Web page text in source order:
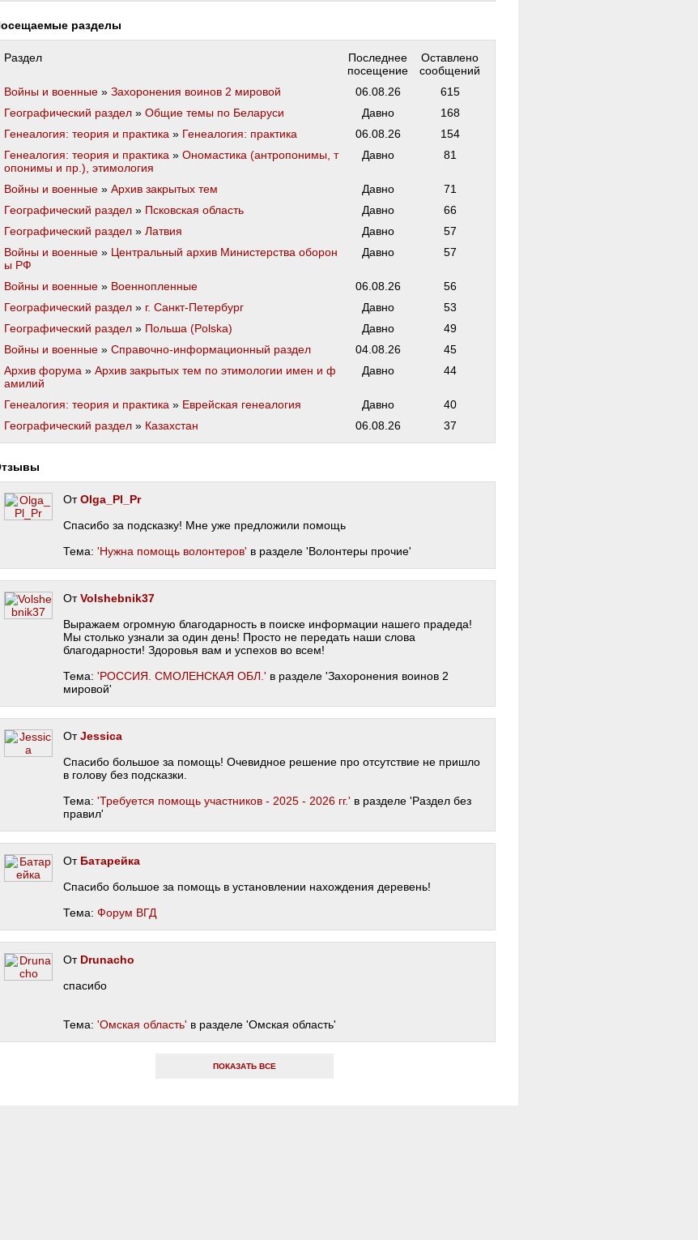
Посещаемые разделы
Раздел
Последнее
посещение
Оставлено
сообщений
Войны и военные » Захоронения воинов 2 мировой 06.08.26
615
Географический раздел » Общие темы по Беларуси Давно
168
Генеалогия: теория и практика » Генеалогия: практика 06.08.26
154
Генеалогия: теория и практика » Ономастика (антропонимы, т
опонимы и пр.), этимология
Давно 81
Войны и военные » Архив закрытых тем Давно
71
Географический раздел » Псковская область Давно
66
Географический раздел » Латвия Давно
57
Войны и военные » Центральный архив Министерства оборон
ы РФ
Давно 57
Войны и военные » Военнопленные 06.08.26
56
Географический раздел » г. Санкт-Петербург Давно
53
Географический раздел » Польша (Polska) Давно
49
Войны и военные » Справочно-информационный раздел 04.08.26
45
Архив форума » Архив закрытых тем по этимологии имен и ф
амилий
Давно 44
Генеалогия: теория и практика » Еврейская генеалогия Давно
40
Географический раздел » Казахстан 06.08.26 37
Отзывы
ОтOlga_Pl_Pr
Спасибо за подсказку! Мне уже предложили помощь
Тема: 'Нужна помощь волонтеров' в разделе 'Волонтеры прочие'
ОтVolshebnik37
Выражаем огромную благодарность в поиске информации нашего прадеда!
Мы столько узнали за один день! Просто не передать наши слова
благодарности! Здоровья вам и успехов во всем!
Тема: 'РОССИЯ. СМОЛЕНСКАЯ ОБЛ.' в разделе 'Захоронения воинов 2
мировой'
ОтJessica
Спасибо большое за помощь! Очевидное решение про отсутствие не пришло
в голову без подсказки.
Тема: 'Требуется помощь участников - 2025 - 2026 гг.' в разделе 'Раздел без
правил'
От Батарейка
Спасибо большое за помощь в установлении нахождения деревень!
Тема: Форум ВГД
От Drunacho
спасибо
Тема: 'Омская область' в разделе 'Омская область'
ПОКАЗАТЬ ВСЕ